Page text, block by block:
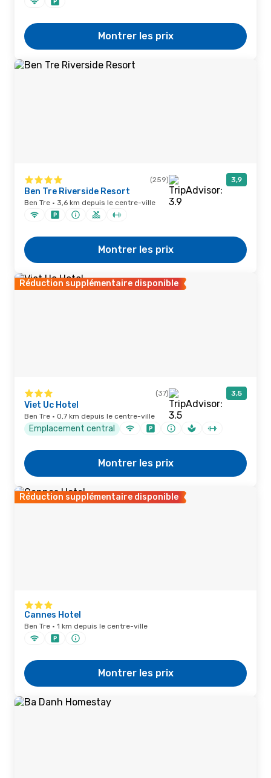
Montrer les prix
(259) 3,9
Ben Tre Riverside Resort
Ben Tre · 3,6 km depuis le centre-ville
Montrer les prix
Réduction supplémentaire disponible
(37) 3,5
Viet Uc Hotel
Ben Tre · 0,7 km depuis le centre-ville
Emplacement central
Montrer les prix
Réduction supplémentaire disponible
Cannes Hotel
Ben Tre · 1 km depuis le centre-ville
Montrer les prix